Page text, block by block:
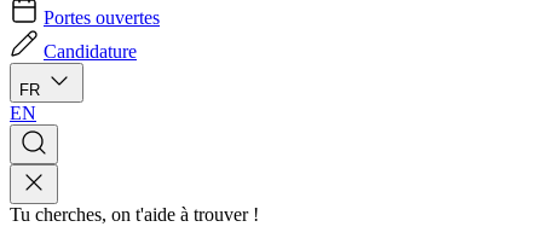
Portes ouvertes
Candidature
FR
EN
Tu cherches, on t'aide à trouver !